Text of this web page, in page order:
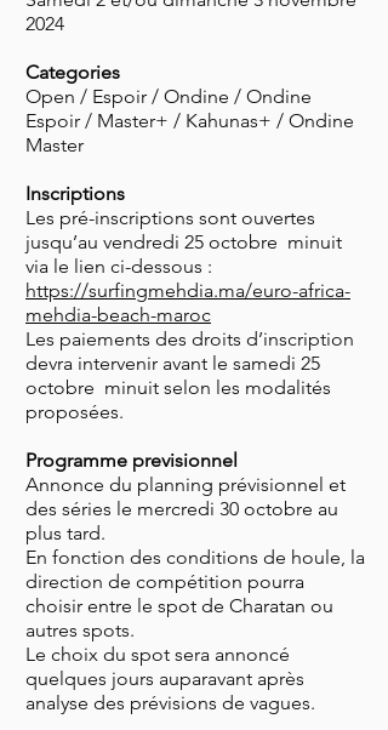
2024
Categories
Open / Espoir / Ondine / Ondine
Espoir / Master+ / Kahunas+ / Ondine
Master
Inscriptions
Les pré-inscriptions sont ouvertes
jusqu’au vendredi 25 octobre minuit
via le lien ci-dessous :
https://surfingmehdia.ma/euro-africa-
mehdia-beach-maroc
Les paiements des droits d’inscription
devra intervenir avant le samedi 25
octobre minuit selon les modalités
proposées.
Programme previsionnel
Annonce du planning prévisionnel et
des séries le mercredi 30 octobre au
plus tard.
En fonction des conditions de houle, la
direction de compétition pourra
choisir entre le spot de Charatan ou
autres spots.
Le choix du spot sera annoncé
quelques jours auparavant après
analyse des prévisions de vagues.